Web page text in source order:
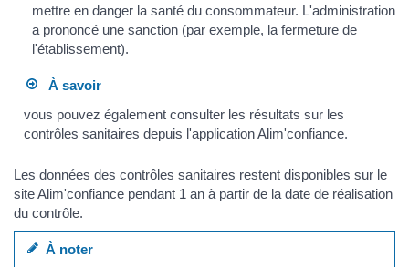
mettre en danger la santé du consommateur. L'administration
a prononcé une sanction (par exemple, la fermeture de
l'établissement).
À savoir
vous pouvez également consulter les résultats sur les
contrôles sanitaires depuis l'application Alim'confiance.
Les données des contrôles sanitaires restent disponibles sur le
site Alim'confiance pendant 1 an à partir de la date de réalisation
du contrôle.
À noter